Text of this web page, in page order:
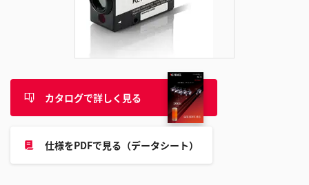
カタログで詳しく見る
仕様をPDFで見る（データシート）